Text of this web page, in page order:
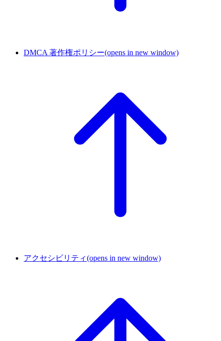
DMCA 著作権ポリシー(opens in new window)
アクセシビリティ(opens in new window)